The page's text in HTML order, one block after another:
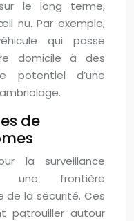
le long terme,
nu. Par exemple,
qui passe
domicile à des
potentiel d’une
de
la surveillance
une frontière
de la sécurité. Ces
patrouiller autour